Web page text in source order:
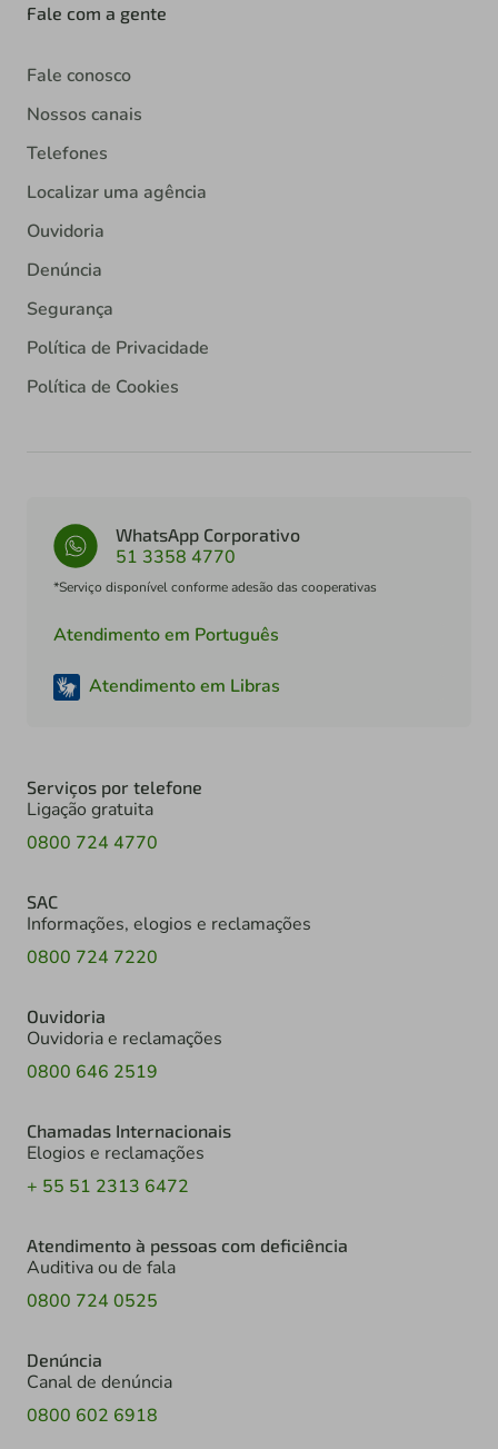
Fale com a gente
Fale conosco
Nossos canais
Telefones
Localizar uma agência
Ouvidoria
Denúncia
Segurança
Política de Privacidade
Política de Cookies
WhatsApp Corporativo
51 3358 4770
*Serviço disponível conforme adesão das cooperativas
Atendimento em Português
Atendimento em Libras
Serviços por telefone
Ligação gratuita
0800 724 4770
SAC
Informações, elogios e reclamações
0800 724 7220
Ouvidoria
Ouvidoria e reclamações
0800 646 2519
Chamadas Internacionais
Elogios e reclamações
+ 55 51 2313 6472
Atendimento à pessoas com deficiência
Auditiva ou de fala
0800 724 0525
Denúncia
Canal de denúncia
0800 602 6918